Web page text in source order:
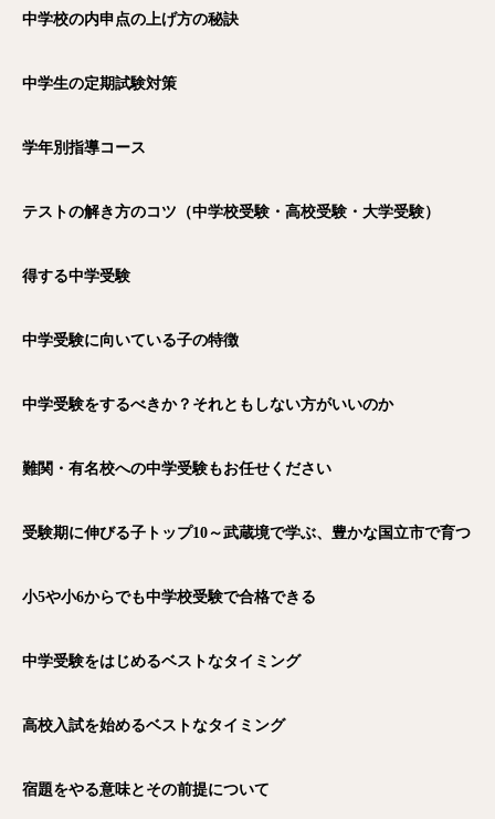
中学校の内申点の上げ方の秘訣
中学生の定期試験対策
学年別指導コース
テストの解き方のコツ（中学校受験・高校受験・大学受験）
得する中学受験
中学受験に向いている子の特徴
中学受験をするべきか？それともしない方がいいのか
難関・有名校への中学受験もお任せください
受験期に伸びる子トップ10～武蔵境で学ぶ、豊かな国立市で育つ
小5や小6からでも中学校受験で合格できる
中学受験をはじめるベストなタイミング
高校入試を始めるベストなタイミング
宿題をやる意味とその前提について